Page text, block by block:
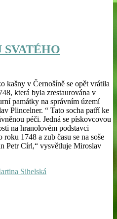
SVATÉHO
kašny v Černošíně se opět vrátila
která byla zrestaurována v
památky na správním území
Plincelner. “ Tato socha patří ke
péči. Jedná se pískovcovou
na hranolovém podstavci
1748 a zub času se na soše
Petr Círl,“ vysvětluje Miroslav
Sihelská